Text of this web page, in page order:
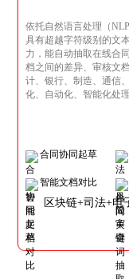
依托自然语言处理（
具有超越字符级别的文
力，能自动抽取在线合
档之间的差异、审核文
计、银行、制造、通信
化、自动化、智能化处
合同协同起草
智能文档对比
区块链+司法+电